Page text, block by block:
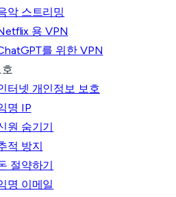
악 스트리밍
용 VPN
를 위한 VPN
터넷 개인정보 보호
명 IP
원 숨기기
적 방지
절약하기
명 이메일